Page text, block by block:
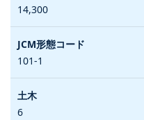
14,300
101-1
6